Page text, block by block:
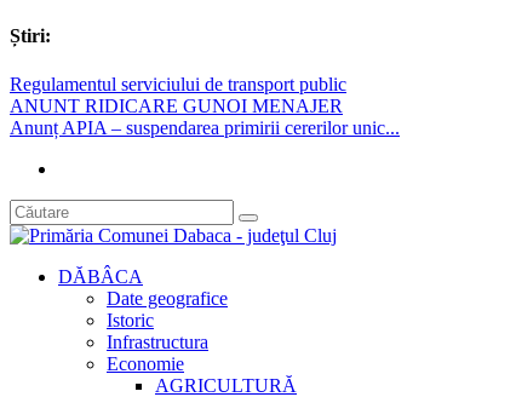
Știri:
Regulamentul serviciului de transport public
ANUNT RIDICARE GUNOI MENAJER
Anunț APIA – suspendarea primirii cererilor unic...
DĂBÂCA
Date geografice
Istoric
Infrastructura
Economie
AGRICULTURĂ